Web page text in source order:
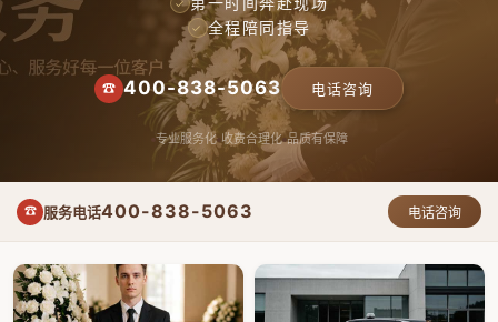
✓
✓ 全程陪同指导
☎ 400-838-5063 电话咨询
专业服务化 收费合理化 品质有保障
☎ 服务电话400-838-5063 电话咨询